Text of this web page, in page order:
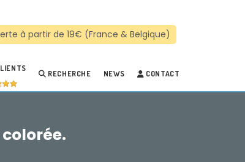
RECHERCHE NEWS CONTACT